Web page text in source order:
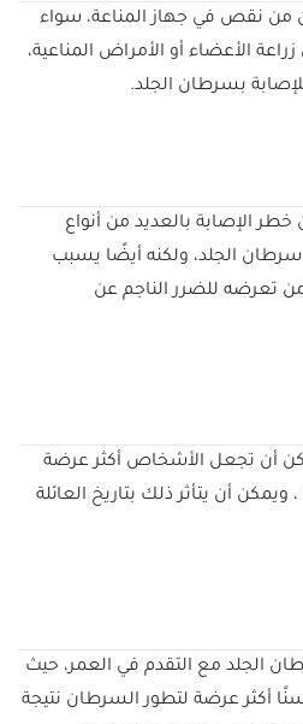
من نقص في جهاز المناعة، سواء
الأعضاء أو الأمراض المناعية،
بسرطان الجلد.
الإصابة بالعديد من أنواع
الجلد، ولكنه أيضًا يسبب
من تعرضه للضرر الناجم عن
أن تجعل الأشخاص أكثر عرضة
أن يتأثر ذلك بتاريخ العائلة
الجلد مع التقدم في العمر، حيث
أكثر عرضة لتطور السرطان نتيجة